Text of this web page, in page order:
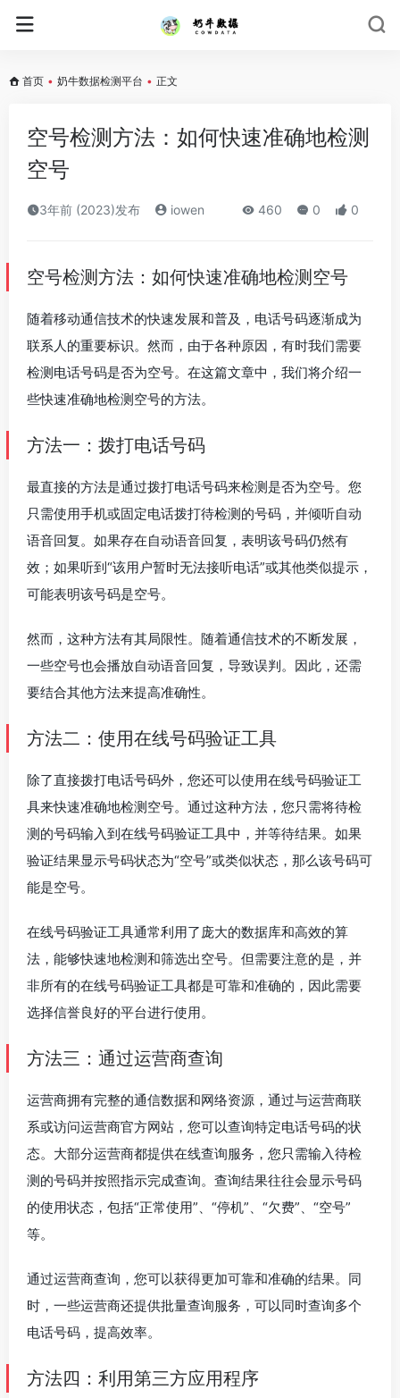
首页 • 奶牛数据检测平台 • 正文
空号检测方法：如何快速准确地检测
空号
3年前 (2023)发布 iowen 460 0 0
空号检测方法：如何快速准确地检测空号
随着移动通信技术的快速发展和普及，电话号码逐渐成为
联系人的重要标识。然而，由于各种原因，有时我们需要
检测电话号码是否为空号。在这篇文章中，我们将介绍一
些快速准确地检测空号的方法。
方法一：拨打电话号码
最直接的方法是通过拨打电话号码来检测是否为空号。您
只需使用手机或固定电话拨打待检测的号码，并倾听自动
语音回复。如果存在自动语音回复，表明该号码仍然有
效；如果听到“该用户暂时无法接听电话”或其他类似提示，
可能表明该号码是空号。
然而，这种方法有其局限性。随着通信技术的不断发展，
一些空号也会播放自动语音回复，导致误判。因此，还需
要结合其他方法来提高准确性。
方法二：使用在线号码验证工具
除了直接拨打电话号码外，您还可以使用在线号码验证工
具来快速准确地检测空号。通过这种方法，您只需将待检
测的号码输入到在线号码验证工具中，并等待结果。如果
验证结果显示号码状态为“空号”或类似状态，那么该号码可
能是空号。
在线号码验证工具通常利用了庞大的数据库和高效的算
法，能够快速地检测和筛选出空号。但需要注意的是，并
非所有的在线号码验证工具都是可靠和准确的，因此需要
选择信誉良好的平台进行使用。
方法三：通过运营商查询
运营商拥有完整的通信数据和网络资源，通过与运营商联
系或访问运营商官方网站，您可以查询特定电话号码的状
态。大部分运营商都提供在线查询服务，您只需输入待检
测的号码并按照指示完成查询。查询结果往往会显示号码
的使用状态，包括“正常使用”、“停机”、“欠费”、“空号”
等。
通过运营商查询，您可以获得更加可靠和准确的结果。同
时，一些运营商还提供批量查询服务，可以同时查询多个
电话号码，提高效率。
方法四：利用第三方应用程序